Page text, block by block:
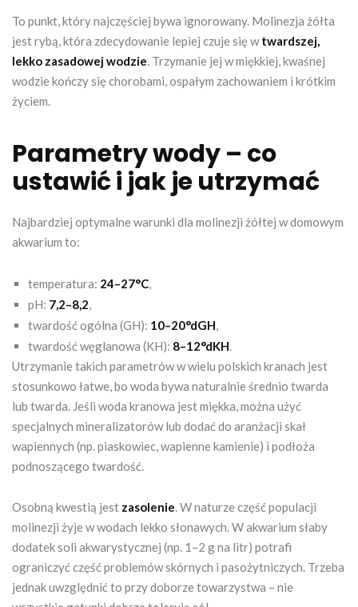
To punkt, który najczęściej bywa ignorowany. Molinezja żółta
jest rybą, która zdecydowanie lepiej czuje się wtwardszej,
lekko zasadowej wodzie. Trzymanie jej w miękkiej, kwaśnej
wodzie kończy się chorobami, ospałym zachowaniem i krótkim
życiem.
Parametry wody – co
ustawić i jak je utrzymać
Najbardziej optymalne warunki dla molinezji żółtej w domowym
akwarium to:
temperatura: 24–27°C,
pH: 7,2–8,2,
twardość ogólna (GH): 10–20°dGH,
twardość węglanowa (KH): 8–12°dKH.
Utrzymanie takich parametrów w wielu polskich kranach jest
stosunkowo łatwe, bo woda bywa naturalnie średnio twarda
lub twarda. Jeśli woda kranowa jest miękka, można użyć
specjalnych mineralizatorów lub dodać do aranżacji skał
wapiennych (np. piaskowiec, wapienne kamienie) i podłoża
podnoszącego twardość.
Osobną kwestią jest zasolenie. W naturze część populacji
molinezji żyje w wodach lekko słonawych. W akwarium słaby
dodatek soli akwarystycznej (np. 1–2 g na litr) potrafi
ograniczyć część problemów skórnych i pasożytniczych. Trzeba
jednak uwzględnić to przy doborze towarzystwa – nie